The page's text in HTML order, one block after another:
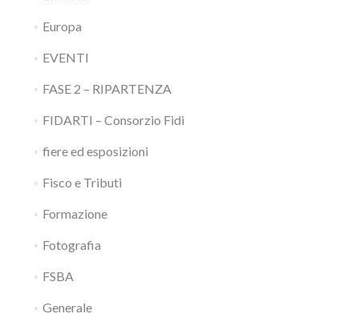
Europa
EVENTI
FASE 2 – RIPARTENZA
FIDARTI – Consorzio Fidi
fiere ed esposizioni
Fisco e Tributi
Formazione
Fotografia
FSBA
Generale